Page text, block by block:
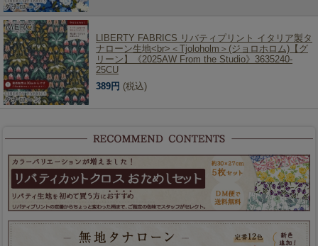
LIBERTY FABRICS リバティプリント イタリア製タ
ナローン生地<br>＜Tjoloholm＞(ジョロホロム)【グ
リーン】《2025AW From the Studio》3635240-
25CU
389円 (税込)